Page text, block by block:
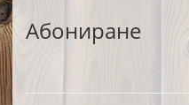
Абониране